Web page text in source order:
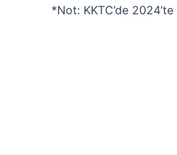
*Not: KKTC’de